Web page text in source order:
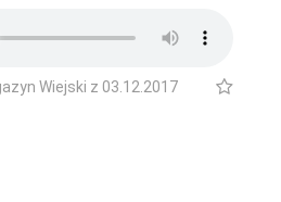
Wiejski z 03.12.2017